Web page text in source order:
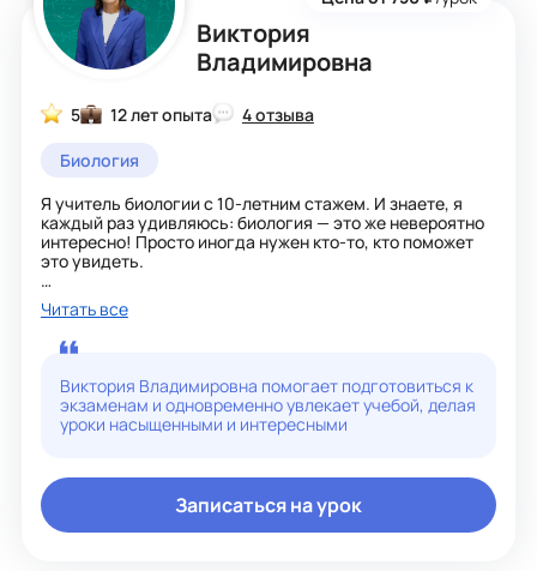
сравнение), чтобы учащиеся умели самостоятельно
работать, делать обобщение и выводы, творчески
применять знания в новых ситуациях.
На уроках использую интерактивные, игровые
и сотрудничества.
Виктория
Владимировна
5 12 лет опыта
4 отзыва
Биология
Я учитель биологии с 10-летним стажем. И знаете, я
каждый раз удивляюсь: биология — это же невероятно
интересно! Просто иногда нужен кто-то, кто поможет
это увидеть.
Мои ученики сдают ОГЭ на высокие баллы, занимают
призовые места в олимпиадах, пишут
исследовательские работы. Но для меня важнее
другое — чтобы ребёнок перестал бояться предмета,
начал задавать вопросы и увлёкся наукой по-
настоящему.
Я использую разные форматы, ищу подход к каждому,
Со мной спокойно, понятно и интересно.
Читать все
Виктория Владимировна помогает подготовиться к
экзаменам и одновременно увлекает учебой, делая
уроки насыщенными и интересными
Записаться на урок